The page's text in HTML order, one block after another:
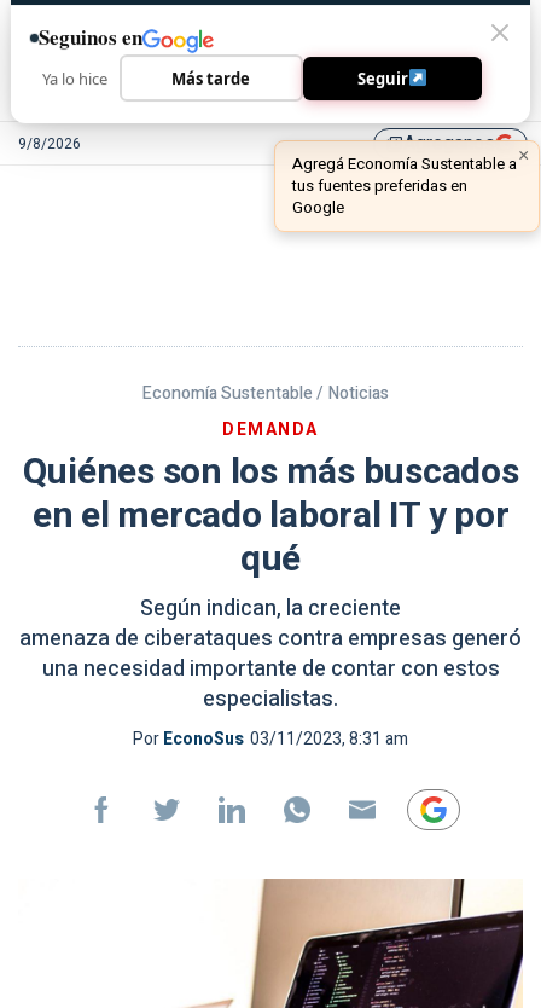
9/8/2026 library_addAgreganos
Economía Sustentable / Noticias
DEMANDA
Quiénes son los más buscados
en el mercado laboral IT y por
qué
Según indican, la creciente
amenaza de ciberataques contra empresas generó
una necesidad importante de contar con estos
especialistas.
PorEconoSus 03/11/2023, 8:31 am
Seguinos en
Ya lo hice Más tarde Seguir